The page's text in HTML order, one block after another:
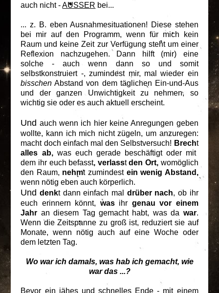
auch nicht -AUSSER bei...
... z. B. eben Ausnahmesituationen! Diese stehen
bei mir auf den Programm, wenn für mich kein
Raum und keine Zeit zur Verfügung steht um einer
Reflexion nachzugehen. Dann hilft (mir) eine
solche - auch wenn dann so und somit
selbstkonstruiert -, zumindest mir, mal wieder ein
bisschen Abstand von dem täglichen Ein-und-Aus
und der ganzen Unwichtigkeit zu nehmen, so
wichtig sie oder es auch aktuell erscheint.
Und auch wenn ich hier keine Anregungen geben
wollte, kann ich mich nicht zügeln, um anzuregen:
macht doch einfach mal den Selbstversuch! Brecht
alles ab, was euch gerade beschäftigt oder mit
dem ihr euch befasst, verlasstden Ort, womöglich
den Raum, nehmt zumindest ein wenig Abstand,
wenn nötig eben auch körperlich.
Und denkt dann einfach mal drüber nach, ob ihr
euch erinnern könnt, wasihr genau vor einem
Jahr an diesem Tag gemacht habt, was da war.
Wenn die Zeitspanne zu groß ist, reduziert sie auf
Monate, wenn nötig auch auf eine Woche oder
dem letzten Tag.
Wo war ich damals, was hab ich gemacht, wie
war das ...?
Bevor ein jähes und schnelles Ende - mit einem